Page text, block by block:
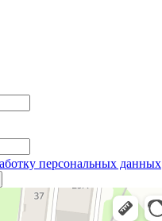
персональных данных